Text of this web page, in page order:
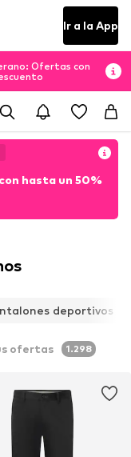
Ir a la App
Ofertas con
hasta un 50%
deportivos
ofertas 1.298